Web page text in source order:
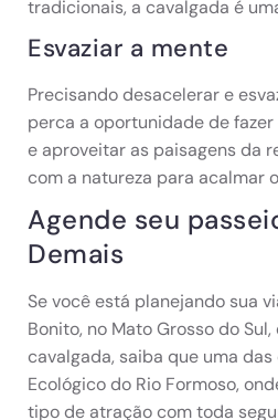
tradicionais, a cavalgada é
Esvaziar a mente
Precisando desacelerar e
perca a oportunidade de
e aproveitar as paisagens da
com a natureza para acalmar
Agende seu
Demais
Se você está planejando sua
Bonito, no Mato Grosso do
cavalgada, saiba que uma
Ecológico do Rio Formoso,
tipo de atração com toda